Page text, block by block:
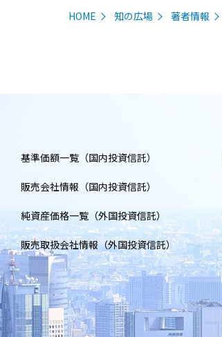
HOME 知の広場 著者情報
基準価額一覧（国内投資信託）
販売会社情報（国内投資信託）
純資産価格一覧（外国投資信託）
販売取扱会社情報（外国投資信託）